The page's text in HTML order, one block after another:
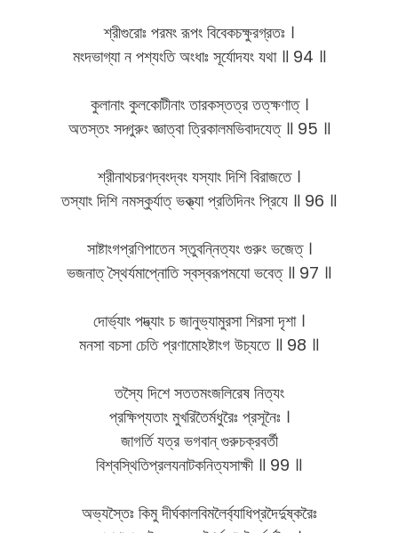
শ্রীগুরোঃ পরমং রূপং বিবেকচক্ষুরগ্রতঃ ।
মংদভাগ্যা ন পশ্যংতি অংধাঃ সূর্যোদযং যথা ॥ 94 ॥
কুলানাং কুলকোটীনাং তারকস্তত্র তত্​ক্ষণাত্ ।
অতস্তং সদ্গুরুং জ্ঞাত্বা ত্রিকালমভিবাদযেত্ ॥ 95 ॥
শ্রীনাথচরণদ্বংদ্বং যস্যাং দিশি বিরাজতে ।
তস্যাং দিশি নমস্কুর্যাত্ ভক্ত্যা প্রতিদিনং প্রিযে ॥ 96 ॥
সাষ্টাংগপ্রণিপাতেন স্তুবন্নিত্যং গুরুং ভজেত্ ।
ভজনাত্ স্থৈর্যমাপ্নোতি স্বস্বরূপমযো ভবেত্ ॥ 97 ॥
দোর্ভ্যাং পদ্ভ্যাং চ জানুভ্যামুরসা শিরসা দৃশা ।
মনসা বচসা চেতি প্রণামোঽষ্টাংগ উচ্যতে ॥ 98 ॥
তস্যৈ দিশে সততমংজলিরেষ নিত্যং
প্রক্ষিপ্যতাং মুখরিতৈর্মধুরৈঃ প্রসূনৈঃ ।
জাগর্তি যত্র ভগবান্ গুরুচক্রবর্তী
বিশ্বস্থিতিপ্রলযনাটকনিত্যসাক্ষী ॥ 99 ॥
অভ্যস্তৈঃ কিমু দীর্ঘকালবিমলৈর্ব্যাধিপ্রদৈর্দুষ্করৈঃ